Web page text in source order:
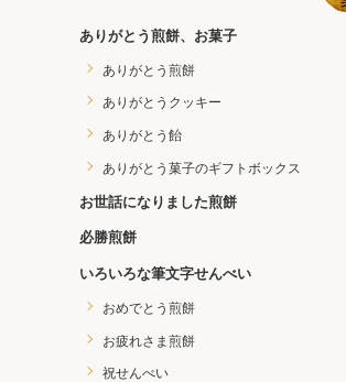
ありがとう煎餅、お菓子
ありがとう煎餅
ありがとうクッキー
ありがとう飴
ありがとう菓子のギフトボックス
お世話になりました煎餅
必勝煎餅
いろいろな筆文字せんべい
おめでとう煎餅
お疲れさま煎餅
祝せんべい